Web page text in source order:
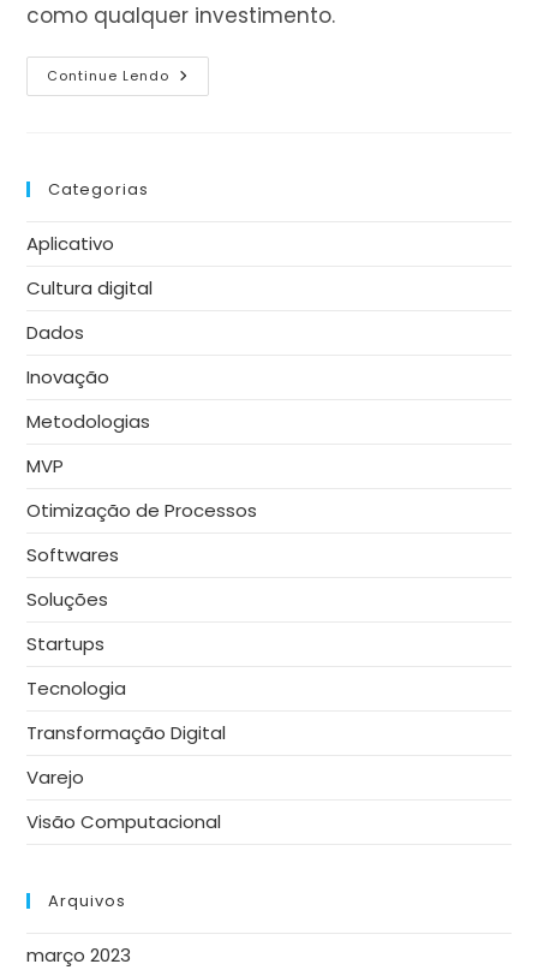
como qualquer investimento.
Continue Lendo Inovação
Em
Categorias
Aplicativo
Cultura digital
Dados
Inovação
Metodologias
MVP
Otimização de Processos
Softwares
Soluções
Startups
Tecnologia
Transformação Digital
Varejo
Visão Computacional
Arquivos
março 2023